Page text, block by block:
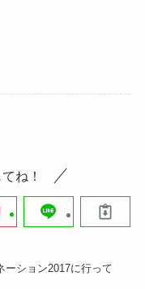
ね！
ーション2017に行って